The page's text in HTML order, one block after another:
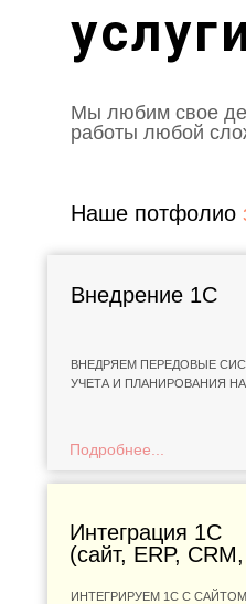
Мы любим свое
работы любой
Внедрение 1С
ВНЕДРЯЕМ ПЕРЕДОВЫЕ
УЧЕТА И ПЛАНИРОВАНИЯ НА
Интеграция 1С
(сайт, ERP,
ИНТЕГРИРУЕМ 1С С САЙТОМ
Подробнее...
Наше потфолио